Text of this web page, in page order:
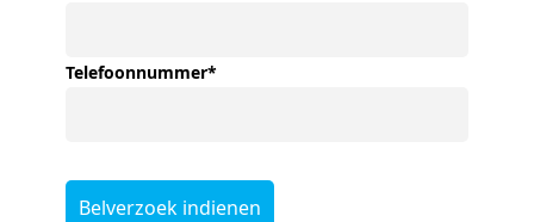
Telefoonnummer*
Belverzoek indienen